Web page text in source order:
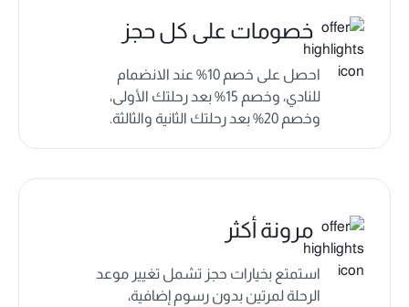
خصومات على كل حجز
احصل على خصم 10% عند الانضمام
للنادي، وخصم 15% بعد رحلتك الأولى،
وخصم 20% بعد رحلتك الثانية والثالثة.
مرونة أكثر
استمتع بخيارات حجز تشمل تغيير موعد
الرحلة لمرتين بدون رسوم إضافية،